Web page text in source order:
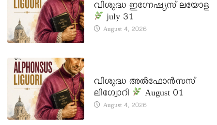
വിശുദ്ധ ഇഗ്നേഷ്യസ് ലയോള
july 31
August 4, 2026
വിശുദ്ധ അൽഫോൻസസ്
ലിഗ്വോറി
August 01
August 4, 2026